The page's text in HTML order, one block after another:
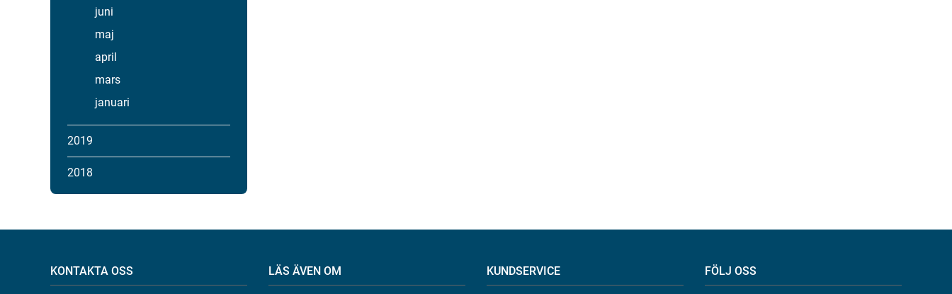
juni
maj
april
mars
januari
2019
2018
KONTAKTA OSS LÄS ÄVEN OM KUNDSERVICE FÖLJ OSS